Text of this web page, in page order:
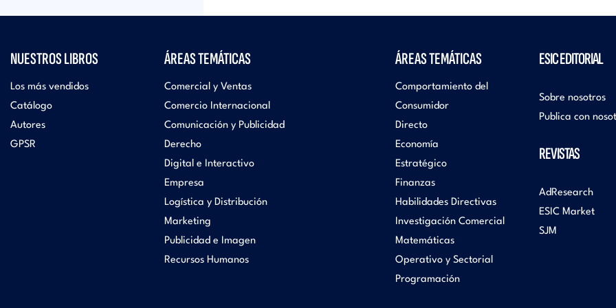
NUESTROS LIBROS
Los más vendidos
Catálogo
Autores
GPSR
ÁREAS TEMÁTICAS
Comercial y Ventas
Comercio Internacional
Comunicación y Publicidad
Derecho
Digital e Interactivo
Empresa
Logística y Distribución
Marketing
Publicidad e Imagen
Recursos Humanos
ÁREAS TEMÁTICAS
Comportamiento del
Consumidor
Directo
Economía
Estratégico
Finanzas
Habilidades Directivas
Investigación Comercial
Matemáticas
Operativo y Sectorial
Programación
ESIC EDITORIAL
Sobre nosotros
Publica con
REVISTAS
AdResearch
ESIC Market
SJM